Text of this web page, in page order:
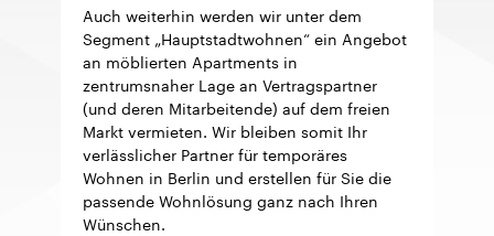
Auch weiterhin werden wir unter dem
Segment „Hauptstadtwohnen“ ein Angebot
an möblierten Apartments in
zentrumsnaher Lage an Vertragspartner
(und deren Mitarbeitende) auf dem freien
Markt vermieten. Wir bleiben somit Ihr
verlässlicher Partner für temporäres
Wohnen in Berlin und erstellen für Sie die
passende Wohnlösung ganz nach Ihren
Wünschen.